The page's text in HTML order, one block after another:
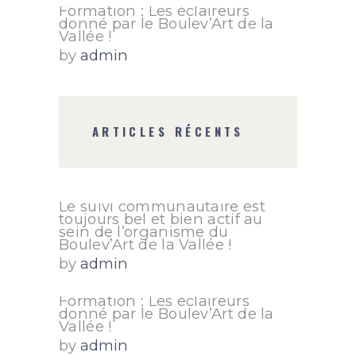
Formation : Les éclaireurs
donné par le Boulev’Art de la
Vallée !
by admin
ARTICLES RÉCENTS
Le suivi communautaire est
toujours bel et bien actif au
sein de l’organisme du
Boulev’Art de la Vallée !
by admin
Formation : Les éclaireurs
donné par le Boulev’Art de la
Vallée !
by admin